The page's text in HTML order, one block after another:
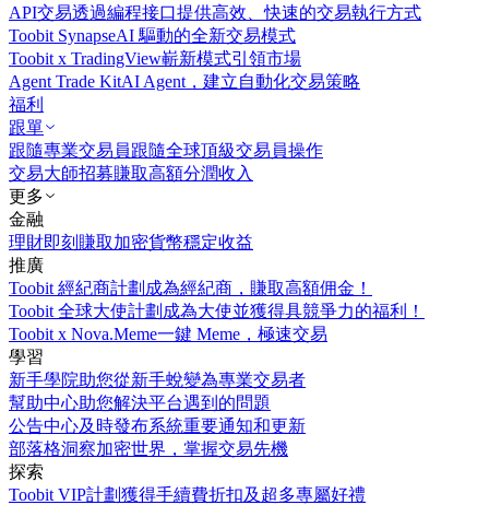
API交易透過編程接口提供高效、快速的交易執行方式
Toobit SynapseAI 驅動的全新交易模式
Toobit x TradingView嶄新模式引領市場
Agent Trade KitAI Agent，建立自動化交易策略
福利
跟單
跟隨專業交易員跟隨全球頂級交易員操作
交易大師招募賺取高額分潤收入
更多
金融
理財即刻賺取加密貨幣穩定收益
推廣
Toobit 經紀商計劃 成為經紀商，賺取高額佣金！
Toobit 全球大使計劃 成為大使並獲得具競爭力的福利！
Toobit x Nova.Meme一鍵 Meme，極速交易
學習
新手學院助您從新手蛻變為專業交易者
幫助中心助您解決平台遇到的問題
公告中心及時發布系統重要通知和更新
部落格洞察加密世界，掌握交易先機
探索
Toobit VIP計劃獲得手續費折扣及超多專屬好禮